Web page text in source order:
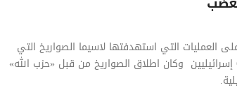
في 11 نيسان 1996 متذرعة بأنه رد على العمليات التي استهدفتها لاسيما الصواريخ التي
اطلقها «حزب الله» على شمال إسرائيل في 9 نيسان وادّت إلى جرح 6 إسرائيليين وكان اطلاق الصواريخ من قبل «حزب الله»